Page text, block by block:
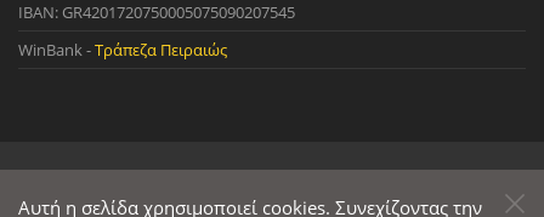
IBAN: GR4201720750005075090207545
WinBank -Τράπεζα Πειραιώς
© 2022 StreetWare. All Rights Reserved. | Designed and Developedby
Primesoft&CodeCave
Αυτή η σελίδα χρησιμοποιεί cookies. Συνεχίζοντας την